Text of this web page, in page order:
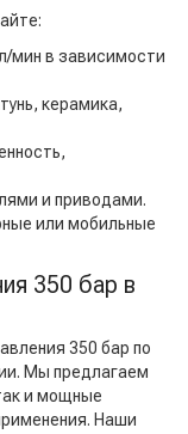
мин в зависимости
керамика,
и приводами.
или мобильные
350 бар в
350 бар по
Мы предлагаем
и мощные
Наши